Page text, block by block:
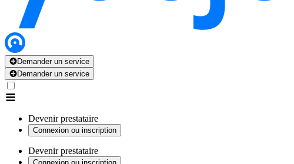
Demander un service
Demander un service
Devenir prestataire
Connexion ou inscription
Devenir prestataire